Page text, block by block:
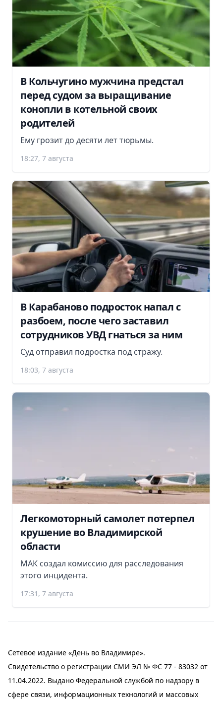
В Кольчугино мужчина предстал
перед судом за выращивание
конопли в котельной своих
родителей
Ему грозит до десяти лет тюрьмы.
18:27, 7 августа
В Карабаново подросток напал с
разбоем, после чего заставил
сотрудников УВД гнаться за ним
Суд отправил подростка под стражу.
18:03, 7 августа
Легкомоторный самолет потерпел
крушение во Владимирской
области
МАК создал комиссию для расследования
этого инцидента.
17:31, 7 августа
Сетевое издание «День во Владимире».
Свидетельство о регистрации СМИ ЭЛ № ФС 77 - 83032 от
11.04.2022. Выдано Федеральной службой по надзору в
сфере связи, информационных технологий и массовых